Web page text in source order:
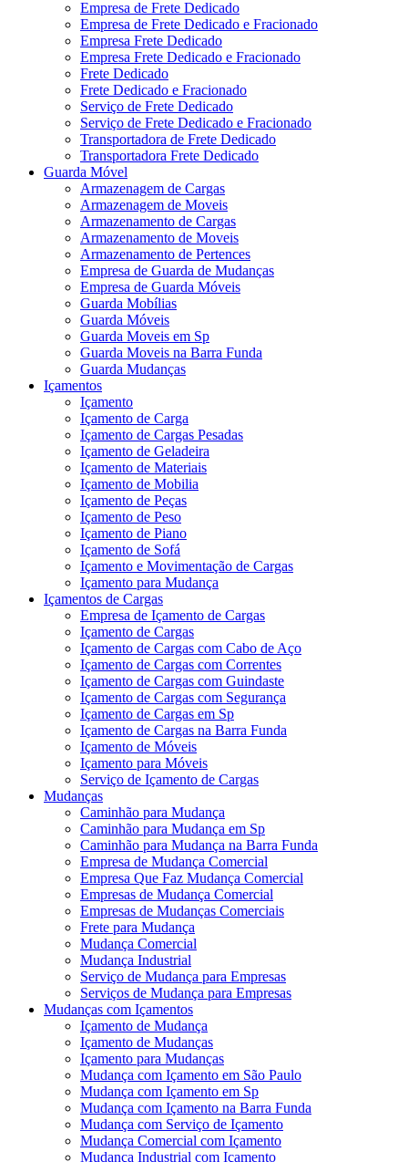
Empresa de Frete Dedicado
Empresa de Frete Dedicado e Fracionado
Empresa Frete Dedicado
Empresa Frete Dedicado e Fracionado
Frete Dedicado
Frete Dedicado e Fracionado
Serviço de Frete Dedicado
Serviço de Frete Dedicado e Fracionado
Transportadora de Frete Dedicado
Transportadora Frete Dedicado
Guarda Móvel
Armazenagem de Cargas
Armazenagem de Moveis
Armazenamento de Cargas
Armazenamento de Moveis
Armazenamento de Pertences
Empresa de Guarda de Mudanças
Empresa de Guarda Móveis
Guarda Mobílias
Guarda Móveis
Guarda Moveis em Sp
Guarda Moveis na Barra Funda
Guarda Mudanças
Içamentos
Içamento
Içamento de Carga
Içamento de Cargas Pesadas
Içamento de Geladeira
Içamento de Materiais
Içamento de Mobilia
Içamento de Peças
Içamento de Peso
Içamento de Piano
Içamento de Sofá
Içamento e Movimentação de Cargas
Içamento para Mudança
Içamentos de Cargas
Empresa de Içamento de Cargas
Içamento de Cargas
Içamento de Cargas com Cabo de Aço
Içamento de Cargas com Correntes
Içamento de Cargas com Guindaste
Içamento de Cargas com Segurança
Içamento de Cargas em Sp
Içamento de Cargas na Barra Funda
Içamento de Móveis
Içamento para Móveis
Serviço de Içamento de Cargas
Mudanças
Caminhão para Mudança
Caminhão para Mudança em Sp
Caminhão para Mudança na Barra Funda
Empresa de Mudança Comercial
Empresa Que Faz Mudança Comercial
Empresas de Mudança Comercial
Empresas de Mudanças Comerciais
Frete para Mudança
Mudança Comercial
Mudança Industrial
Serviço de Mudança para Empresas
Serviços de Mudança para Empresas
Mudanças com Içamentos
Içamento de Mudança
Içamento de Mudanças
Içamento para Mudanças
Mudança com Içamento em São Paulo
Mudança com Içamento em Sp
Mudança com Içamento na Barra Funda
Mudança com Serviço de Içamento
Mudança Comercial com Içamento
Mudança Industrial com Içamento